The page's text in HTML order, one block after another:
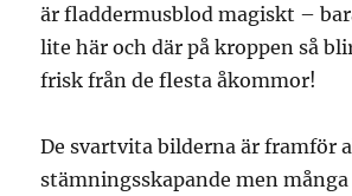
är fladdermusblod magiskt –
lite här och där på kroppen så
frisk från de flesta åkommor!
De svartvita bilderna är framför
stämningsskapande men